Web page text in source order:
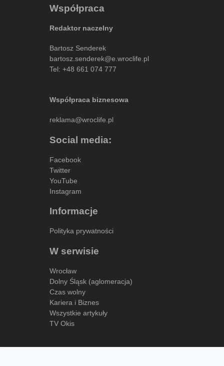
Współpraca
Redaktor naczelny
Bartosz Senderek
bartosz.senderek@e.wroclife.pl
Tel: +48 661 074 777
Współpraca biznesowa
reklama@wroclife.pl
Social media:
Facebook
Twitter
YouTube
Instagram
Informacje
Polityka prywatności
W serwisie
Wrocław
Dolny Śląsk (aglomeracja)
Czas wolny
Kariera i Biznes
Wszystkie artykuły
TV Okis